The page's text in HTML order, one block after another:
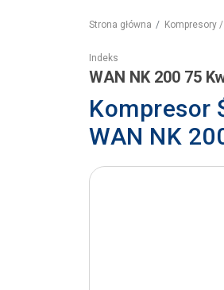
Strona główna Kompresory
Indeks
WAN NK 200 75
Kompresor
WAN NK